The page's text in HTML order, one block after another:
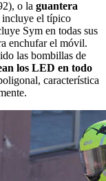
o la guantera
incluye el típico
Sym en todas sus
enchufar el móvil.
las bombillas de
los LED en todo
característica